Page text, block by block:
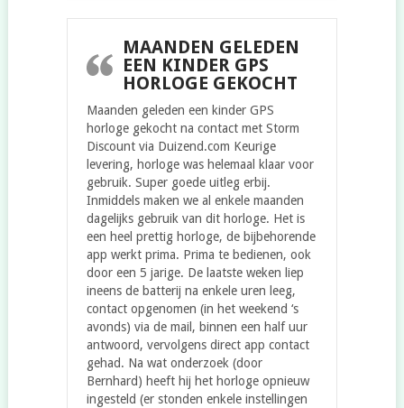
MAANDEN GELEDEN
EEN KINDER GPS
HORLOGE GEKOCHT
Maanden geleden een kinder GPS
horloge gekocht na contact met Storm
Discount via Duizend.com Keurige
levering, horloge was helemaal klaar voor
gebruik. Super goede uitleg erbij.
Inmiddels maken we al enkele maanden
dagelijks gebruik van dit horloge. Het is
een heel prettig horloge, de bijbehorende
app werkt prima. Prima te bedienen, ook
door een 5 jarige. De laatste weken liep
ineens de batterij na enkele uren leeg,
contact opgenomen (in het weekend ‘s
avonds) via de mail, binnen een half uur
antwoord, vervolgens direct app contact
gehad. Na wat onderzoek (door
Bernhard) heeft hij het horloge opnieuw
ingesteld (er stonden enkele instellingen